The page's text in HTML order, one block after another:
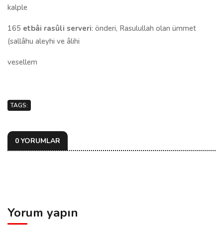
kalple
165 etbâi rasûli serveri: önderi, Rasulullah olan ümmet
(sallâhu aleyhi ve âlihi
vesellem
TAGS:
0 YORUMLAR
Yorum yapın